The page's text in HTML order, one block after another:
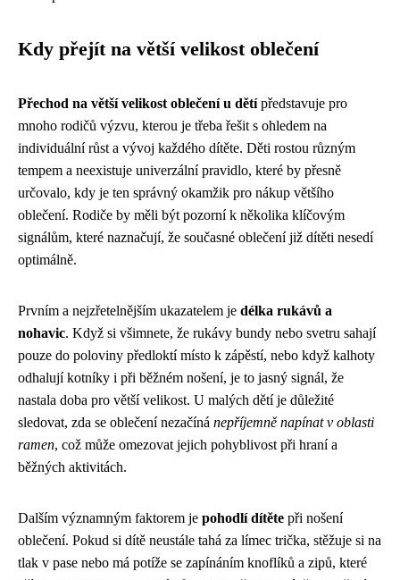
Kdy přejít na větší velikost oblečení
Přechod na větší velikost oblečení u dětípředstavuje pro
mnoho rodičů výzvu, kterou je třeba řešit s ohledem na
individuální růst a vývoj každého dítěte. Děti rostou různým
tempem a neexistuje univerzální pravidlo, které by přesně
určovalo, kdy je ten správný okamžik pro nákup většího
oblečení. Rodiče by měli být pozorní k několika klíčovým
signálům, které naznačují, že současné oblečení již dítěti nesedí
optimálně.
Prvním a nejzřetelnějším ukazatelem je délka rukávů a
nohavic. Když si všimnete, že rukávy bundy nebo svetru sahají
pouze do poloviny předloktí místo k zápěstí, nebo když kalhoty
odhalují kotníky i při běžném nošení, je to jasný signál, že
nastala doba pro větší velikost. U malých dětí je důležité
sledovat, zda se oblečení nezačíná nepříjemně napínat v oblasti
ramen, což může omezovat jejich pohyblivost při hraní a
běžných aktivitách.
Dalším významným faktorem je pohodlí dítěte při nošení
oblečení. Pokud si dítě neustále tahá za límec trička, stěžuje si na
tlak v pase nebo má potíže se zapínáním knoflíků a zipů, které